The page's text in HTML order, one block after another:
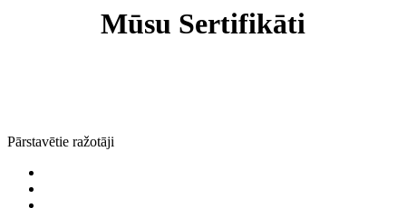
Mūsu Sertifikāti
Pārstavētie ražotāji